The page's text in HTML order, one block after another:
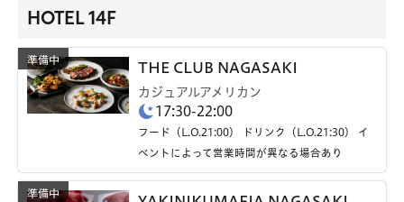
HOTEL 14F
THE CLUB NAGASAKI
カジュアルアメリカン
17:30-22:00
フード（L.O.21:00） ドリンク（L.O.21:30） イ
ベントによって営業時間が異なる場合あり